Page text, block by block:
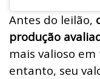
Antes do leilão,
produção
mais valioso
entanto, seu